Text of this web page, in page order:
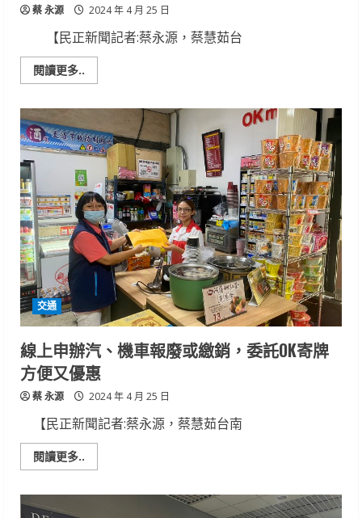
蔡 永源 2024 年 4 月 25 日
【民正新聞記者:蔡永源，蔡慧茹台
閱讀更多..
more
布
魯
克
納
權
威
殷
巴
爾
與
鋼
哲
人
德
佐
夫
斯
基
首
次
合
作
TSO，
在
臺
南
心
交通
線上申辦汽、機車報廢或繳銷，委託OK寄牌
方便又優惠
蔡 永源 2024 年 4 月 25 日
【民正新聞記者:蔡永源，蔡慧茹台南
閱讀更多..
more